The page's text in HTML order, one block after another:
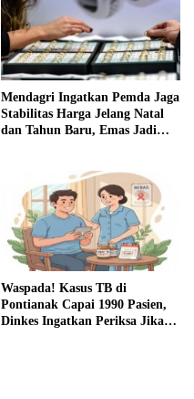
Mendagri Ingatkan Pemda Jaga
Stabilitas Harga Jelang Natal
dan Tahun Baru, Emas Jadi
Waspada! Kasus TB di
Pontianak Capai 1990 Pasien,
Dinkes Ingatkan Periksa Jika